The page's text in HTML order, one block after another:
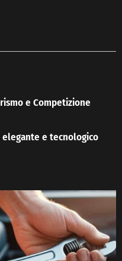
e Competizione
elegante e tecnologico